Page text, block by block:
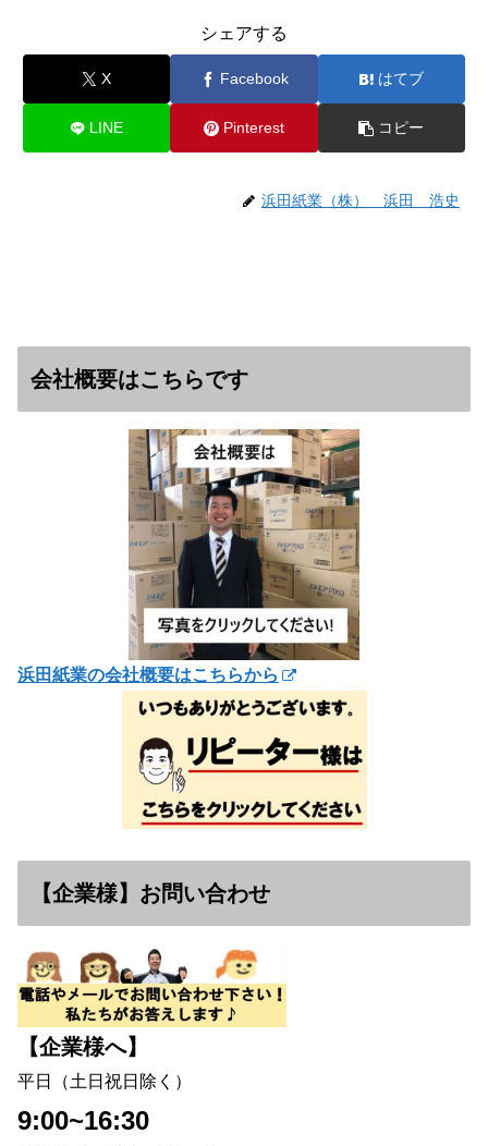
シェアする
X Facebook はてブ
LINE Pinterest コピー
浜田紙業（株） 浜田 浩史
会社概要はこちらです
浜田紙業の会社概要はこちらから
【企業様】お問い合わせ
【企業様へ】
平日（土日祝日除く）
9:00~16:30